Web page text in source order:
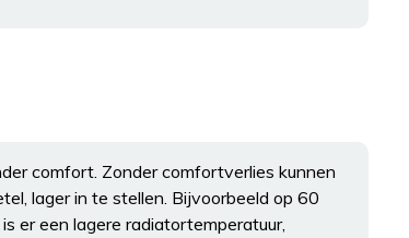
comfort. Zonder comfortverlies kunnen
lager in te stellen. Bijvoorbeeld op 60
er een lagere radiatortemperatuur,